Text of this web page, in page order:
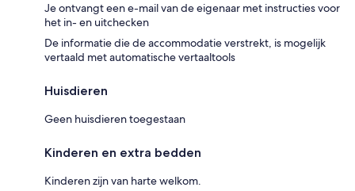
Je ontvangt een e-mail van de eigenaar met instructies voor
het in- en uitchecken
De informatie die de accommodatie verstrekt, is mogelijk
vertaald met automatische vertaaltools
Huisdieren
Geen huisdieren toegestaan
Kinderen en extra bedden
Kinderen zijn van harte welkom.